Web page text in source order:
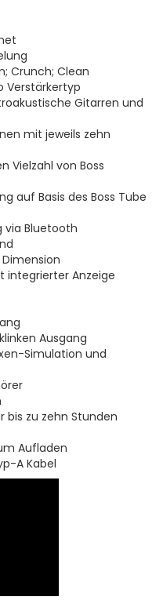
Crunch; Clean
Verstärkertyp
Gitarren und
mit jeweils zehn
Vielzahl von Boss
auf Basis des Boss Tube
via Bluetooth
integrierter Anzeige
Ausgang
Simulation und
bis zu zehn Stunden
Aufladen
A Kabel